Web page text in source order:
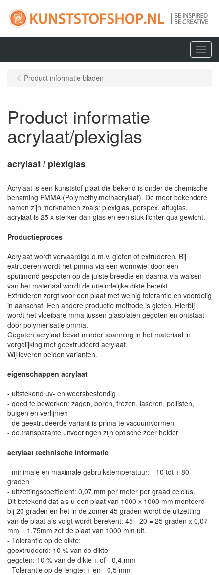
Menu
Product informatie bladen
Product informatie
acrylaat/plexiglas
acrylaat / plexiglas
Acrylaat is een kunststof plaat die bekend is onder de chemische
benaming PMMA (Polymethylmethacrylaat). De meer bekendere
namen zijn merknamen zoals: plexiglas, perspex, altuglas.
acrylaat is 25 x sterker dan glas en een stuk lichter qua gewicht.
Productieproces
Acrylaat wordt vervaardigd d.m.v. gieten of extruderen. Bij
extruderen wordt het pmma via een wormwiel door een
spuitmond gespoten op de juiste breedte en daarna via walsen
van het materiaal wordt de uiteindelijke dikte bereikt.
Extruderen zorgt voor een plaat met weinig tolerantie en voordelig
in aanschaf. Een andere productie methode is gieten. Hierbij
wordt het vloeibare mma tussen glasplaten gegoten en ontstaat
door polymerisatie pmma.
Gegoten acrylaat bevat minder spanning in het materiaal in
vergelijking met geextrudeerd acrylaat.
Wij leveren beiden varianten.
eigenschappen acrylaat
- uitstekend uv- en weersbestendig
- goed te bewerken: zagen, boren, frezen, laseren, polijsten,
buigen en verlijmen
- de geextrudeerde variant is prima te vacuumvormen
- de transparante uitvoeringen zijn optische zeer helder
acrylaat technische informatie
- minimale en maximale gebruikstemperatuur: - 10 tot + 80
graden
- uitzettingscoefficient: 0,07 mm per meter per graad celcius.
Dit betekend dat als u een plaat van 1000 x 1000 mm monteerd
bij 20 graden en het in de zomer 45 graden wordt de uitzetting
van de plaat als volgt wordt berekent: 45 - 20 = 25 graden x 0,07
mm = 1,75mm zet de plaat van 1000 mm uit.
- Tolerantie op de dikte:
geextrudeerd: 10 % van de dikte
gegoten: 10 % van de dikte + of - 0,4 mm
- Tolerantie op de lengte: + en - 0,5 mm